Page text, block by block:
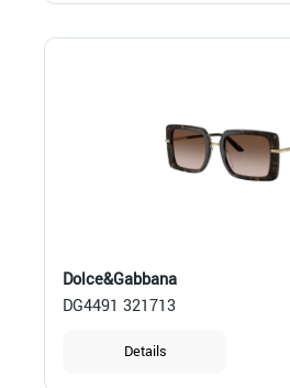
Dolce&Gabbana
DG4491 321713
Details